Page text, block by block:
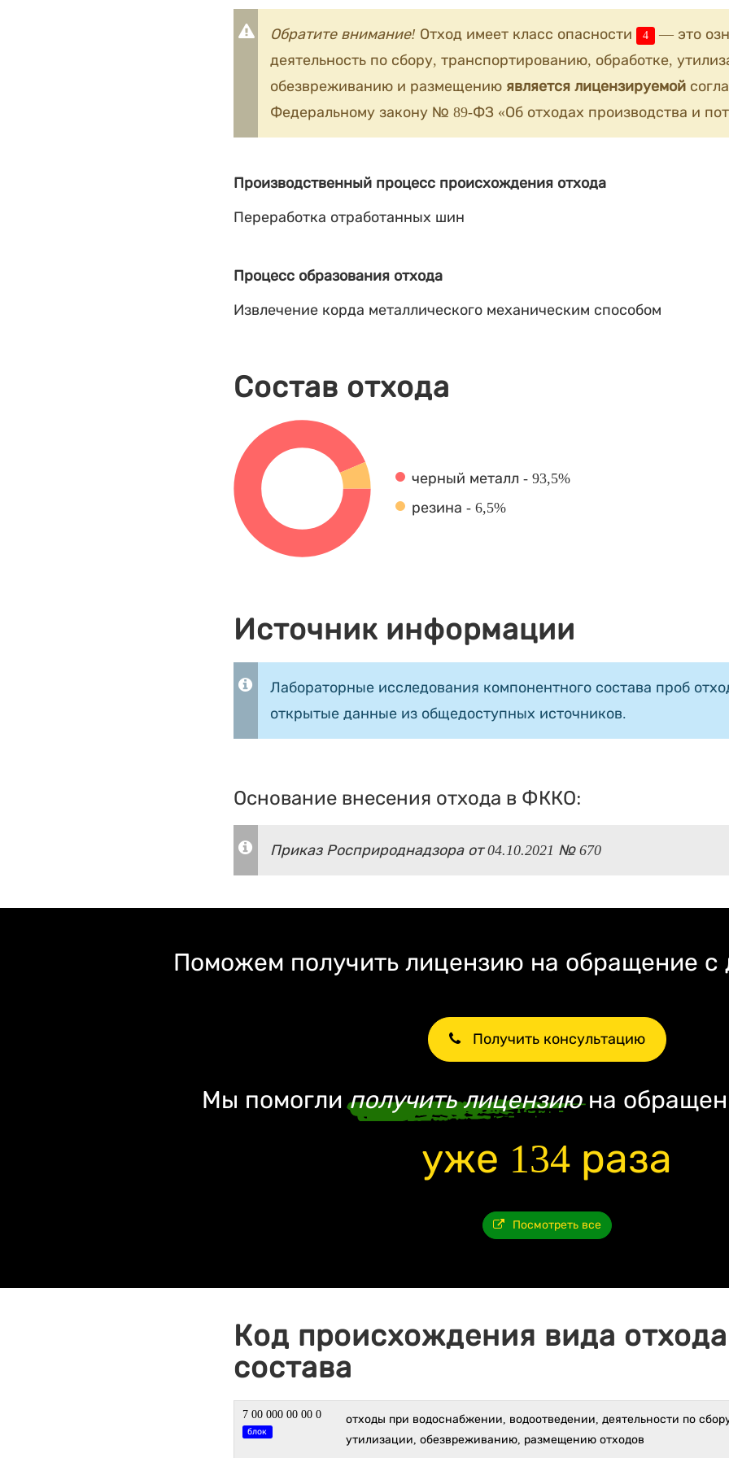
Обратите внимание! Отход имеет класс опасности 4
— это
деятельность по сбору, транспортированию, обработке,
обезвреживанию и размещению является лицензируемой
Федеральному закону № 89-ФЗ «Об отходах производства и
Производственный процесс происхождения отхода
Переработка отработанных шин
Процесс образования отхода
Извлечение корда металлического механическим способом
Состав отхода
черный металл - 93,5%
резина - 6,5%
Источник информации
Лабораторные исследования компонентного состава проб
открытые данные из общедоступных источников.
Основание внесения отхода в ФККО:
Приказ Росприроднадзора от 04.10.2021 № 670
Поможем получить лицензию на обращение с
Получить консультацию
Мы помоглиполучить лицензиюна
уже 134 раза
Посмотреть все
Код происхождения вида
состава
7 00 000 00 00 0
блок
отходы при водоснабжении, водоотведении, деятельности по
утилизации, обезвреживанию, размещению отходов